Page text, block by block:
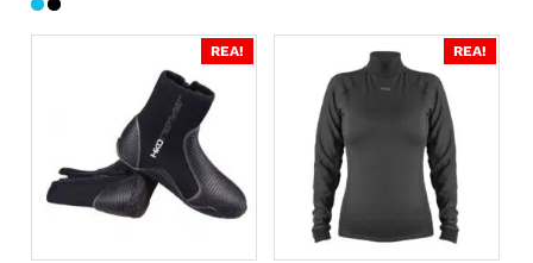
1
är:
REA! REA!